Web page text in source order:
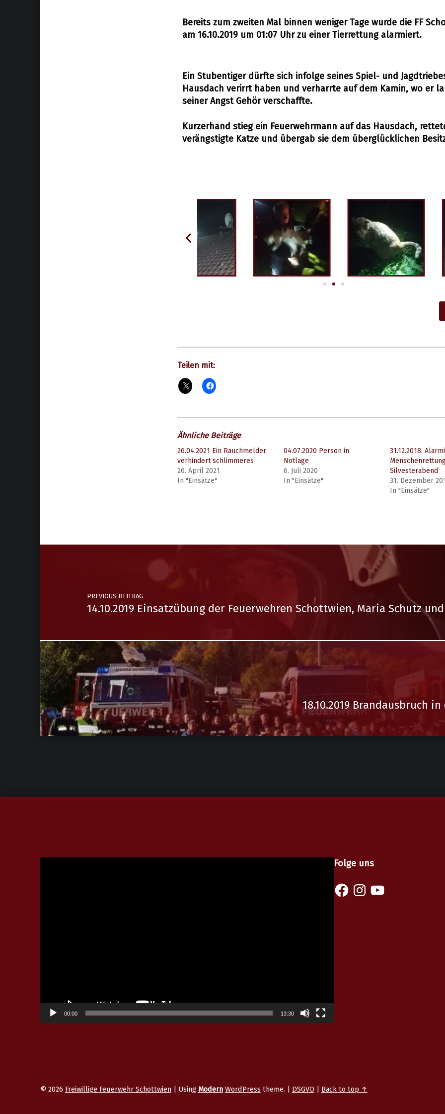
Bereits zum zweiten Mal binnen weniger Tage wurde die FF
am 16.10.2019 um 01:07 Uhr zu einer Tierrettung alarmiert.
Ein Stubentiger dürfte sich infolge seines Spiel- und
Hausdach verirrt haben und verharrte auf dem Kamin, wo er
seiner Angst Gehör verschaffte.
Kurzerhand stieg ein Feuerwehrmann auf das Hausdach,
verängstigte Katze und übergab sie dem überglücklichen
Teilen mit:
Ähnliche Beiträge
26.04.2021 Ein Rauchmelder
verhindert schlimmeres
26. April 2021
In "Einsätze"
04.07.2020 Person in
Notlage
6. Juli 2020
In "Einsätze"
31.12.2018:
Silvesterabend
31. Dezember
In "Einsätze"
PREVIOUS BEITRAG
14.10.2019 Einsatzübung der Feuerwehren Schottwien, Maria Schutz
18.10.2019 Brandausbruch
00:00 13:30
Folge uns
© 2026 Freiwillige Feuerwehr Schottwien | Using Modern WordPress theme. | DSGVO | Back to top ↑